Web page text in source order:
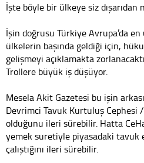
İşte böyle bir ülkeye siz dışarıdan
İşin doğrusu Türkiye Avrupa’da
ülkelerin başında geldiği için,
gelişmeyi açıklamakta
Trollere büyük iş düşüyor.
Mesela Akit Gazetesi bu işin
Devrimci Tavuk Kurtuluş Cephesi
olduğunu ileri sürebilir. Hatta
yemek suretiyle piyasadaki tavuk
çalıştığını ileri sürebilir.